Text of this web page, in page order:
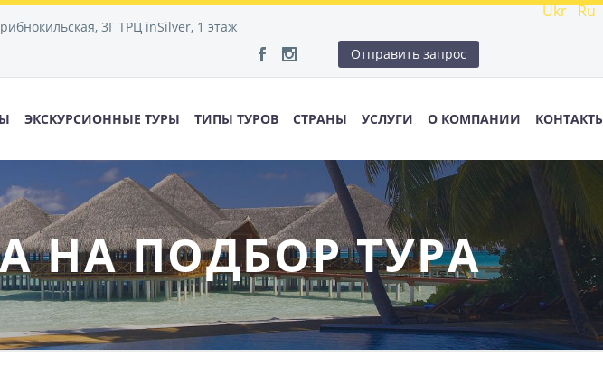
Ukr Ru
3Г ТРЦ inSilver, 1 этаж
Отправить запрос
ЭКСКУРСИОННЫЕ ТУРЫ ТИПЫ ТУРОВ СТРАНЫ УСЛУГИ О КОМПАНИИ
НА ПОДБОР ТУРА